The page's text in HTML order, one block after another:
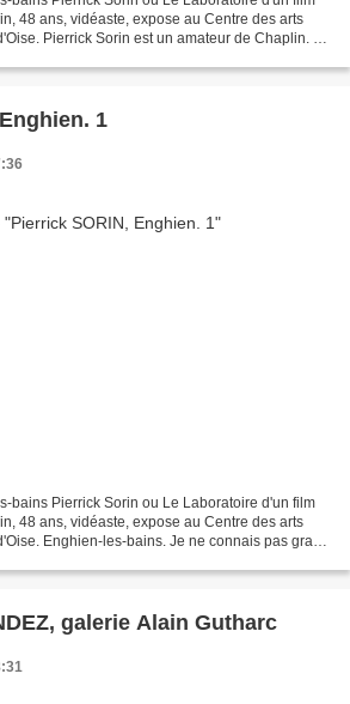
48 ans, vidéaste, expose au Centre des arts
Pierrick Sorin est un amateur de Chaplin. Le
1
bains Pierrick Sorin ou Le Laboratoire d'un film
48 ans, vidéaste, expose au Centre des arts
Enghien-les-bains. Je ne connais pas grand
galerie Alain Gutharc